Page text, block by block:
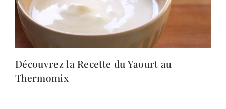
Découvrez la Recette du Yaourt au
Thermomix